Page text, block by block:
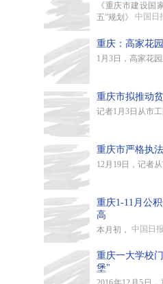
《重庆市建设国
五”规划》 中国日
重庆：高家花
1月3日，高家花
重庆市拟推动
记者1月3日从市
重庆市严格执
12月19日，记者
重庆1-11月公
高
本月初， 中国日
重庆一大学校
堡"